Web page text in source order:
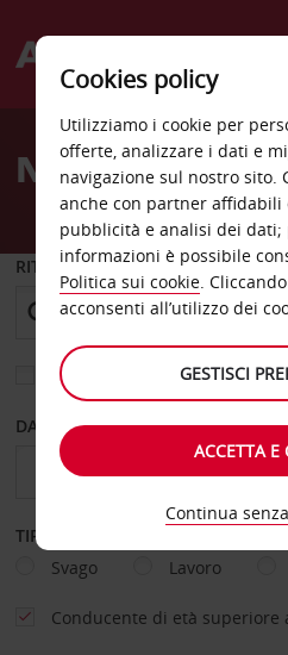
Welcome
AvisNoleggio auto
RITIRO DA
Scegli una località di
DAL GIORNO
TIPOLOGIA DI NOLEGGIO
Svago
Lavoro
Conducente di età superiore
Cookies policy
Utilizziamo i cookie per
offerte, analizzare i dati e
navigazione sul nostro sito.
anche con partner affidabili
pubblicità e analisi dei dati;
informazioni è possibile
Politica sui cookie.
acconsenti all’utilizzo dei
GESTISCI
ACCETTA E
Continua